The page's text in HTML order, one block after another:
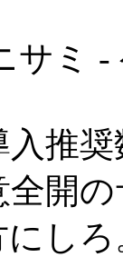
サミ -
入推
全開
にしろ